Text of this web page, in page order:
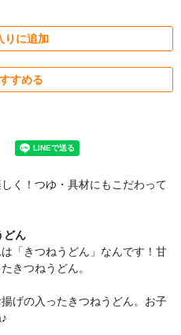
りに追加
すめる
く！つゆ・具材にもこだわって
どん
「きつねうどん」なんです！甘
きつねうどん。
げの入ったきつねうどん。お子